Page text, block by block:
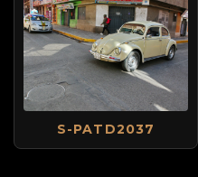
S-PATD2037